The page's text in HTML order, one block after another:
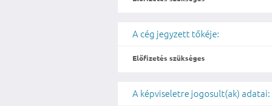
A cég jegyzett tőkéje:
Előfizetés szükséges
A képviseletre jogosult(ak) adatai: